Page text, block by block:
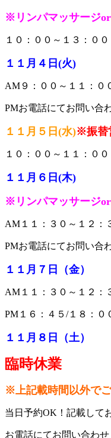
※リンパマッサージ
１０：００～１３：００
１１月４日(火)
AM９：００～１１：０
PMお電話にてお問い合
１１月５日(水)※振替
１０：００～１１：００
１１月６日(木)
※リンパマッサージ
AM１１：３０～１２：
PMお電話にてお問い合
１１ 月７ 日（金）
AM１１：３０～１２：
PM１６：４５/１８：０
１１ 月８ 日（土）
臨時休業
※上記載時間以外で
当日予約OK！記載して
お電話にてお問い合わ